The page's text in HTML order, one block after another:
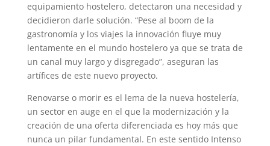
equipamiento hostelero, detectaron una necesidad y
decidieron darle solución. “Pese al boom de la
gastronomía y los viajes la innovación fluye muy
lentamente en el mundo hostelero ya que se trata de
un canal muy largo y disgregado”, aseguran las
artífices de este nuevo proyecto.
Renovarse o morir es el lema de la nueva hostelería,
un sector en auge en el que la modernización y la
creación de una oferta diferenciada es hoy más que
nunca un pilar fundamental. En este sentido Intenso